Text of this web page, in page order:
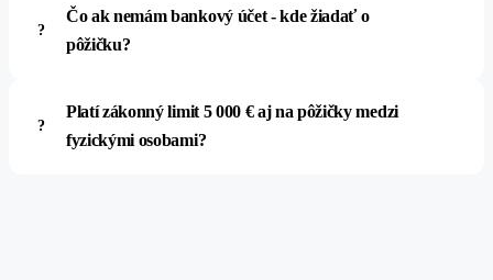
Čo ak nemám bankový účet - kde žiadať o
pôžičku?
Platí zákonný limit 5 000 € aj na pôžičky medzi
fyzickými osobami?